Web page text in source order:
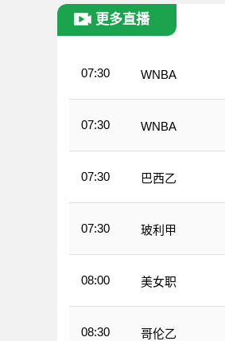
更多直播
07:30 WNBA
07:30 WNBA
07:30 巴西乙
07:30 玻利甲
08:00 美女职
08:30 哥伦乙